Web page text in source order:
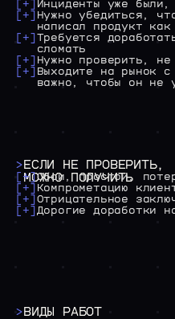
[+] Инциденты уже
[+] Нужно убедиться,
написал продукт как
[+] Требуется
сломать
[+] Нужно проверить,
[+] Выходите на рынок
важно, чтобы он не
>ЕСЛИ НЕ
ПРОВЕРИТЬ,
МОЖНО
ПОЛУЧИТЬ
[+]Сбои, простои,
[+] Компрометацию
[+] Отрицательное
[+] Дорогие доработки
>ВИДЫ РАБОТ